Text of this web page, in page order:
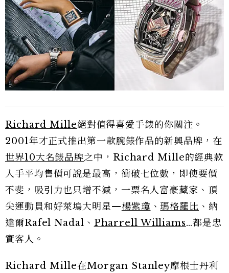
Richard Mille絕對值得喜愛手錶的你關注。
2001年才正式推出第一款腕錶作品的新興品牌，在
世界10大名錶品牌之中，Richard Mille的經典款
入手平均售價可說是最高，衝破七位數，即使要價
不斐，吸引力也只增不減，一票名人富豪藏家、頂
尖運動員和好萊塢大明星—楊紫瓊 、瑪格羅比 、納
達爾Rafel Nadal、 Pharrell Williams…都是忠
實客人。
Richard Mille在Morgan Stanley摩根士丹利